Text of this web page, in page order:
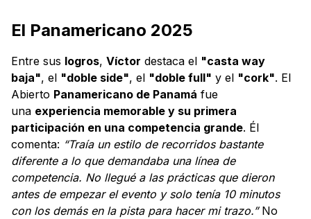
El Panamericano 2025
Entre sus logros, Víctor destaca el "casta way
baja", el "doble side", el "doble full" y el "cork". El
Abierto Panamericano de Panamá fue
una experiencia memorable y su primera
participación en una competencia grande. Él
comenta: “Traía un estilo de recorridos bastante
diferente a lo que demandaba una línea de
competencia. No llegué a las prácticas que dieron
antes de empezar el evento y solo tenía 10 minutos
con los demás en la pista para hacer mi trazo.”No